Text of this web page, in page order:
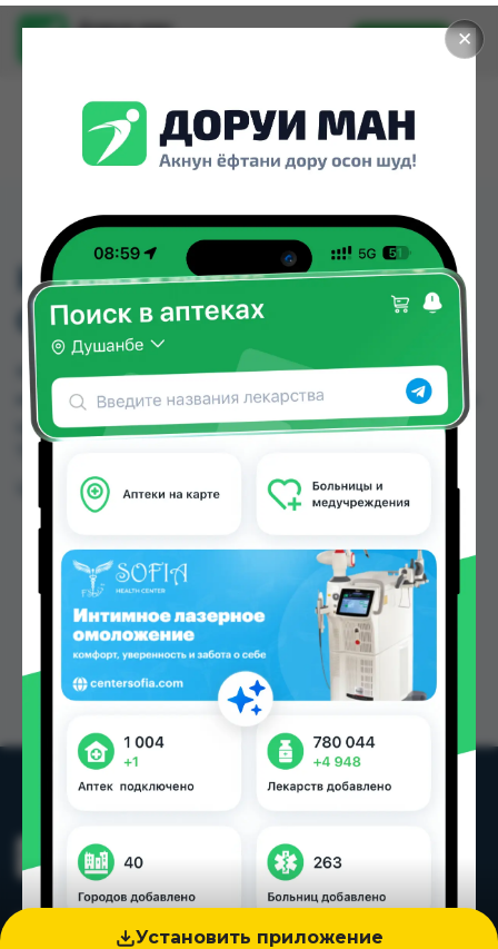
✕
Установить приложение
Доруи ман
Установить
КРЕМ EFASIT ANTI-
CALLUS 75МЛ
КРЕМ EFASIT ANTI-CALLUS 75МЛ можно купить
или заказать в аптеках, Дорухона Олмони №1 по
цене от 122.00 TJS в Душанбе и других городах
Цена: от122.00 TJS